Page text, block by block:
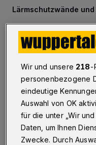
Lärmschutzwände
A 46:
noch bis
·
Der
zwischen der
Sonnborner Kreuz
abgeschlossen sein.
Rheinland der
Anfrage der
Wir und unsere 218-
personenbezogene
eindeutige
Auswahl von OK
für die unter „Wir
Daten, um Ihnen
Zwecke. Durch